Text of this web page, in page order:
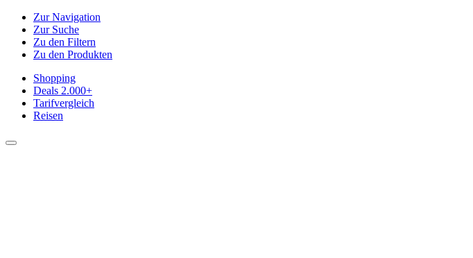
Zur Navigation
Zur Suche
Zu den Filtern
Zu den Produkten
Shopping
Deals 2.000+
Tarifvergleich
Reisen